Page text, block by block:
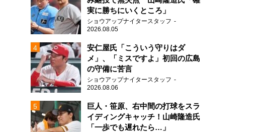
実に勝ちにいくところ」
ショウアップナイタースタッフ
2026.08.05
安仁屋氏「こういう守りはダ
メ」、「ミスですよ」初回の広島
の守備に苦言
ショウアップナイタースタッフ
2026.08.06
巨人・笹原、右中間の打球をスラ
イディングキャッチ！山崎隆造氏
「一歩でも遅れたら…」